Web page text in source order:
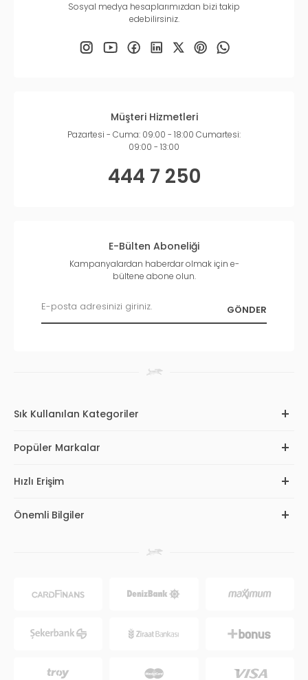
Sosyal medya hesaplarımızdan bizi takip
edebilirsiniz.
Müşteri Hizmetleri
Pazartesi - Cuma: 09:00 - 18:00 Cumartesi:
09:00 - 13:00
444 7 250
E-Bülten Aboneliği
Kampanyalardan haberdar olmak için e-
bültene abone olun.
Sık Kullanılan Kategoriler
Popüler Markalar
Hızlı Erişim
Önemli Bilgiler